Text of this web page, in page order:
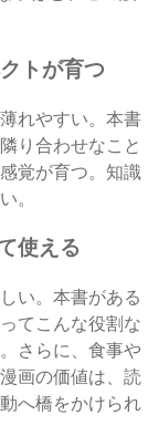
トが育つ
れやすい。本書
り合わせなこと
覚が育つ。知識
。
使える
い。本書がある
てこんな役割な
さらに、食事や
画の価値は、読
へ橋をかけられ